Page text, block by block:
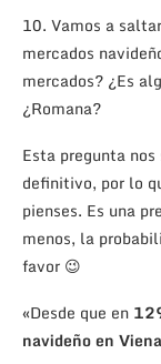
10. Vamos a
mercados
mercados? ¿Es
¿Romana?
Esta pregunta
definitivo, por lo
pienses. Es una
menos, la
favor 😉
«Desde que en
navideño en Viena